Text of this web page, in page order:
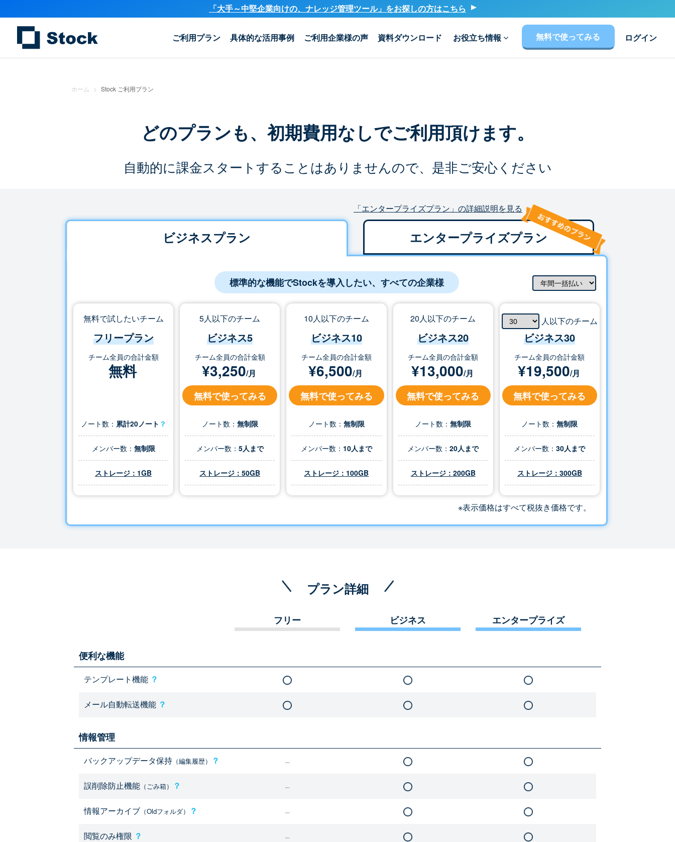
「大手～中堅企業向けの、ナレッジ管理ツール」をお探しの方はこちら
ご利用プラン 具体的な活用事例 ご利用企業様の声 資料ダウンロード お役立ち情報 無料で使ってみる ログイン
ホーム > Stock ご利用プラン
どのプランも、初期費用なしでご利用頂けます。
自動的に課金スタートすることはありませんので、是非ご安心ください
「エンタープライズプラン」の詳細説明を見る
ビジネスプラン エンタープライズプラン
標準的な機能でStockを導入したい、すべての企業様
無料で試したいチーム
フリープラン
チーム全員の合計金額
無料
ノート数： 累計20ノート ？
メンバー数： 無制限
ストレージ：1GB
5人以下のチーム
ビジネス5
チーム全員の合計金額
¥3,250/月
無料で使ってみる
ノート数： 無制限
メンバー数： 5人まで
ストレージ：50GB
10人以下のチーム
ビジネス10
チーム全員の合計金額
¥6,500/月
無料で使ってみる
ノート数： 無制限
メンバー数： 10人まで
ストレージ：100GB
20人以下のチーム
ビジネス20
チーム全員の合計金額
¥13,000/月
無料で使ってみる
ノート数：無制限
メンバー数：20人まで
ストレージ：200GB
人以下のチーム
ビジネス30
チーム全員の合計金額
¥19,500/月
無料で使ってみる
ノート数：無制限
メンバー数：30人まで
ストレージ： 300GB
※表示価格はすべて税抜き価格です。
プラン詳細
フリー ビジネス エンタープライズ
便利な機能
テンプレート機能 ？
メール自動転送機能 ？
情報管理
バックアップデータ保持 （編集履歴） ？
誤削除防止機能 （ごみ箱） ？
情報アーカイブ （Oldフォルダ） ？
閲覧のみ権限 ？